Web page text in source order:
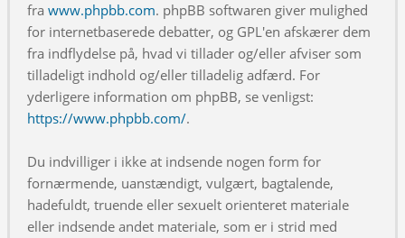
fra www.phpbb.com. phpBB softwaren giver mulighed
for internetbaserede debatter, og GPL'en afskærer dem
fra indflydelse på, hvad vi tillader og/eller afviser som
tilladeligt indhold og/eller tilladelig adfærd. For
yderligere information om phpBB, se venligst:
https://www.phpbb.com/.
Du indvilliger i ikke at indsende nogen form for
fornærmende, uanstændigt, vulgært, bagtalende,
hadefuldt, truende eller sexuelt orienteret materiale
eller indsende andet materiale, som er i strid med